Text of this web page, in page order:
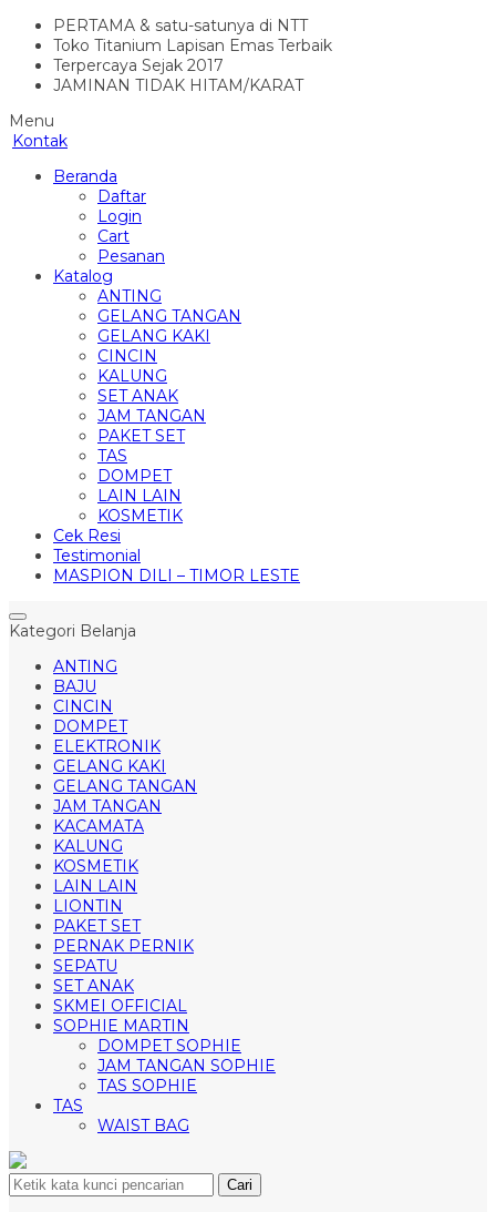
PERTAMA & satu-satunya di NTT
Toko Titanium Lapisan Emas Terbaik
Terpercaya Sejak 2017
JAMINAN TIDAK HITAM/KARAT
Menu
Kontak
Beranda
Daftar
Login
Cart
Pesanan
Katalog
ANTING
GELANG TANGAN
GELANG KAKI
CINCIN
KALUNG
SET ANAK
JAM TANGAN
PAKET SET
TAS
DOMPET
LAIN LAIN
KOSMETIK
Cek Resi
Testimonial
MASPION DILI – TIMOR LESTE
Kategori Belanja
ANTING
BAJU
CINCIN
DOMPET
ELEKTRONIK
GELANG KAKI
GELANG TANGAN
JAM TANGAN
KACAMATA
KALUNG
KOSMETIK
LAIN LAIN
LIONTIN
PAKET SET
PERNAK PERNIK
SEPATU
SET ANAK
SKMEI OFFICIAL
SOPHIE MARTIN
DOMPET SOPHIE
JAM TANGAN SOPHIE
TAS SOPHIE
TAS
WAIST BAG
Cari